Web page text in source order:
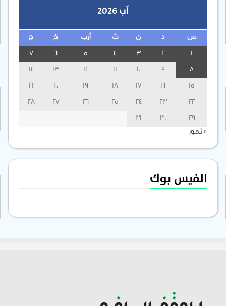
آب 2026
س ن ث أرب خ ج
3
13
14
15
16
17
18
19
20
21
22
23
24
25
26
27
28
29
30
31
« تموز
الفيس بوك